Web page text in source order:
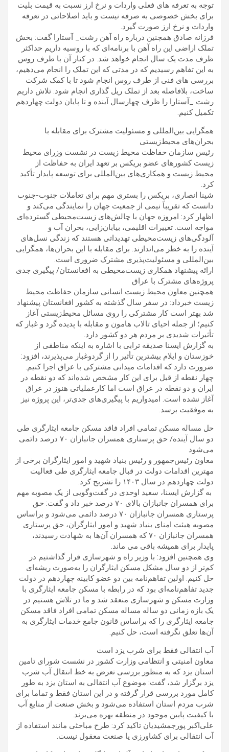
توجه به تعرفه های فعلی واردات و نرخ ارز نسبت به قیمت بلیت
برای بخش خصوصی به صرفه نیست و باید اصلاحاتی در تعرفه
واردات و نرخ ارز صورت گیرد.
فرزانه صادق همچنین درباره راه آهن رشت_ آستارا گفت: بخش
تملک اراضی این راه آهن با برنامه‌ای که با روسیه داریم حداکثر
ظرف مدت یک سال انجام خواهد شد. در کنار آن با طرف روس
به این تفاهم رسیدیم که در مدتی که این تملک را انجام می‌دهیم،
بررسی های فنی از طرف روس انجام شود تا با کمک شرکت
ساخت، بلافاصله بعد از تملک ریل گذاری انجام شود. تلاش داریم
رشت _آستارا را ظرف چهارسال آینده و تا پایان دولت چهاردهم
تکمیل کنیم.
همگرایی بین‌المللی و مسئولیت مشترک برای مقابله با
بحران‌های محیط‌زیستی
رئیس سازمان حفاظت محیط‌ زیست در نشست وزرای محیط
زیست کشورهای عضو بریکس بر تعهد ایران به حفاظت از
محیط‌ زیست و همکاری‌های بین‌المللی برای توسعه پایدار تأکید
کرد.
شینا انصاری، بریکس را بستری مهم برای تعاملات جنوب-جنوب
دانست که تقریباً نیمی از جمعیت جهان را نمایندگی می‌کند و
اظهار کرد: امروزه جهان با چالش‌های زیست‌محیطی گسترده‌ای
مواجه است. تغییرات اقلیمی، بیابان‌زایی، بحران آب و
آلودگی‌های زیست‌محیطی تهدیداتی هستند که زندگی نسل‌های
آینده را به خطر می‌اندازند. برای مقابله با این بحران‌ها، همگرایی
بین‌المللی و مسئولیت‌پذیری مشترک ضروری است.
ارائه پیشنهاد همکاری زیست‌محیطی به افغانستان/ پیگیری جدی
پروژه‌های مشترک با عراق
همچنین معاون محیط زیست انسانی سازمان حفاظت محیط
زیست خبرداد: در سفر سال گذشته به کشور افغانستان پیشنهاد
شد بهتر است کار مشترکی را روی مسائل محیط‌زیستی آغاز
کنیم؛ از جمله احیای تالاب هامون و مقابله با پدیده گرد و غبار که
تأثیرات شدیدی بر مردم هر دو کشور دارد.
به گزارش ایسنا صدیقه ترابی با اشاره به اینکه مناطقی از
خوزستان و ایلام بیشترین تأثیر را از گردوغبار می‌پذیرند، افزود:
ضرورت دارد که اقدامات میدانی مشترکی با عراق اجرا کنیم.
چهار نقطه از قبل برای این کار مشخص شده‌اند که دو نقطه در
ایران و دو نقطه در عراق است اما کارعملیاتی هنوز در عراق
آغاز نشده است. امیدواریم با پیگیری‌های جدی‌تر، این پروژه نیز
به موفقیت برسد.
حل مساله مسکن تمامی افراد فاقد مسکن جامعه ایثارگری طی
دو سال آینده/ حق پرستاری همسران جانبازان ۷۰ درصد دائمی
می‌شود
معاون رئیس‌جمهور و رئیس بنیاد شهید و امور ایثارگران برخی از
مهترین اقدامات دولت در قبال جامعه ایثارگری طی فعالیت
دولت چهاردهم در سال ۱۴۰۳ را تشریح کرد.
به گزارش ایسنا، سعید اوحدی در گفت‌وگویی از یک مصوبه مهم
برای همسران جانبازان بالای ۷۰ درصد خبر داد و گفت: حق
پرستاری همسران جانبازان ۷۰ درصد دائمی می‌شود و براساس
مصوبه هیئت امنای بنیاد شهید و امور ایثارگران، حق پرستاری
همسران جانبازان ۷۰ که همسران آن‌ها به شهادت رسیدند،
پایدار برای همیشه باقی می ماند.
وی همچنین افزود: با وزیر راه و شهرسازی قرار گذاشتیم در
کم‌تر از دو سال مشکل مسکن ایثارگران را به‌صورت ریشه‌ای
حل کنیم. اولین تفاهم‌نامه بین دو عضو کابینه چهاردهم در دولت
جدید تفاهم‌نامه‌ای بود که در رابطه با مسکن جامعه ایثارگری با
وزارت مسکن و شهرسازی منعقد شد و ما در تلاش هستیم در
یک بازه زمانی دو ساله مساله مسکن تمامی افراد فاقد مسکن
جامعه ایثارگری را که براساس قانون جامع خدمات ایثارگری به
آن‌ها تعلق نگرفته است، حل کنیم.
آب انتقالی فقط برای شرب یزد است
معاون امنیتی و انتظامی وزارت کشور در نشست شورای تامین
استان یزد که به منظور بررسی تعرض به خط انتقال آب شرب
یزد برگزار شد، گفت: موضوع آب انتقالی به استان یزد به طور
کامل مورد بررسی قرار گرفته و در این استان فقط و تماما برای
شرب مردم استان استفاده می‌شود و بخش صنعت از منابع آب‌
با کیفیت پایین موجود در منطقه بهره می‌برند.
علی‌اکبر پورجمشیدیان تاکید کرد: طرح مباحثی مانند استفاده از
آب انتقالی برای کشاورزی یا صنعت معقول نیست.